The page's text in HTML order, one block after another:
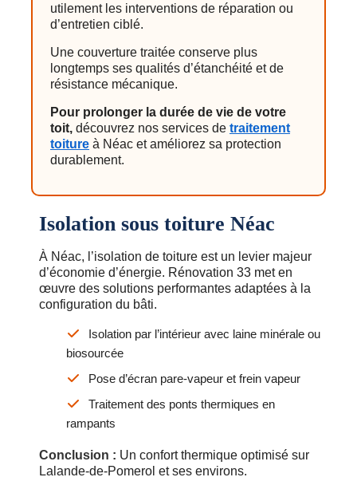
utilement les interventions de réparation ou
d’entretien ciblé.
Une couverture traitée conserve plus
longtemps ses qualités d’étanchéité et de
résistance mécanique.
Pour prolonger la durée de vie de votre
toit, découvrez nos services de traitement
toiture à Néac et améliorez sa protection
durablement.
Isolation sous toiture Néac
À Néac, l’isolation de toiture est un levier majeur
d’économie d’énergie. Rénovation 33 met en
œuvre des solutions performantes adaptées à la
configuration du bâti.
Isolation par l’intérieur avec laine minérale ou
biosourcée
Pose d’écran pare-vapeur et frein vapeur
Traitement des ponts thermiques en
rampants
Conclusion : Un confort thermique optimisé sur
Lalande-de-Pomerol et ses environs.